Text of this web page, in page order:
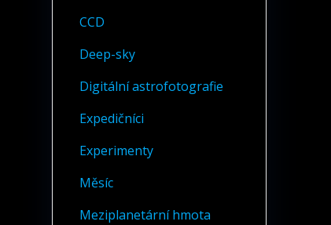
CCD
Deep-sky
Digitální astrofotografie
Expedičníci
Experimenty
Měsíc
Meziplanetární hmota